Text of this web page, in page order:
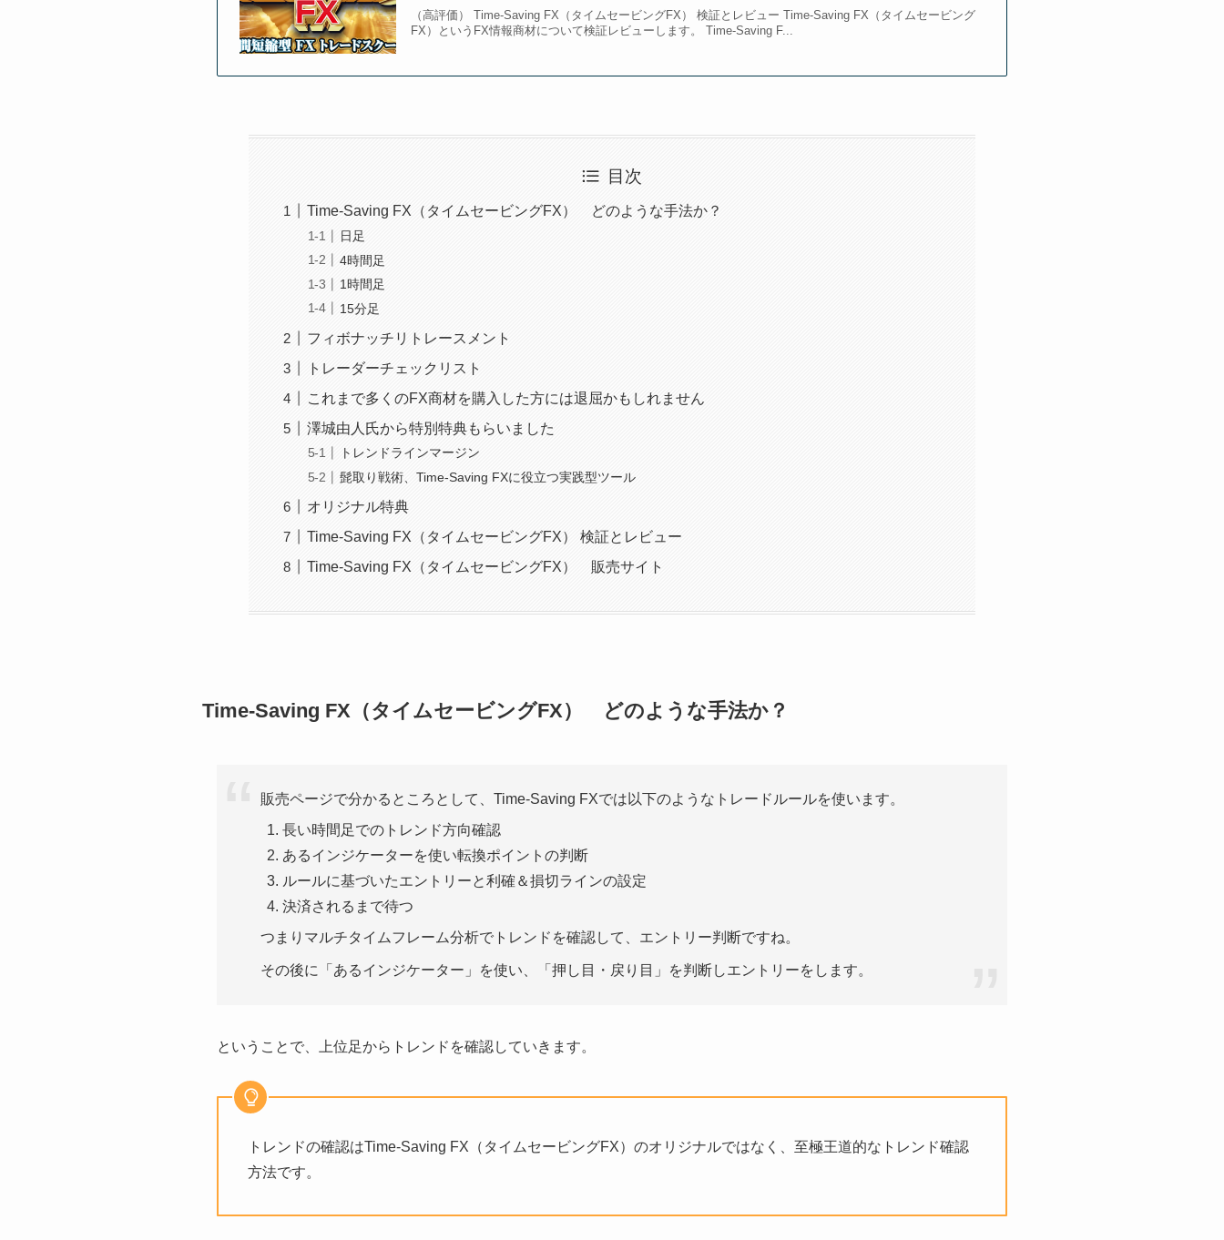
（高評価） Time-Saving FX（タイムセービングFX） 検証とレビュー Time-Saving FX（タイムセービング
FX）というFX情報商材について検証レビューします。 Time-Saving F...
目次
Time-Saving FX（タイムセービングFX） どのような手法か？
日足
4時間足
1時間足
15分足
フィボナッチリトレースメント
トレーダーチェックリスト
これまで多くのFX商材を購入した方には退屈かもしれません
澤城由人氏から特別特典もらいました
トレンドラインマージン
髭取り戦術、Time-Saving FXに役立つ実践型ツール
オリジナル特典
Time-Saving FX（タイムセービングFX） 検証とレビュー
Time-Saving FX（タイムセービングFX） 販売サイト
Time-Saving FX（タイムセービングFX） どのような手法か？
販売ページで分かるところとして、Time-Saving FXでは以下のようなトレードルールを使います。
長い時間足でのトレンド方向確認
あるインジケーターを使い転換ポイントの判断
ルールに基づいたエントリーと利確＆損切ラインの設定
決済されるまで待つ
つまりマルチタイムフレーム分析でトレンドを確認して、エントリー判断ですね。
その後に 「あるインジケーター」を使い、「押し目・戻り目」を判断しエントリーをします。
ということで、上位足からトレンドを確認していきます。
トレンドの確認はTime-Saving FX（タイムセービングFX）のオリジナルではなく、至極王道的なトレンド確認
方法です。